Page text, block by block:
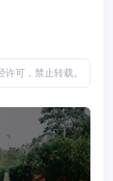
可，禁止转载。